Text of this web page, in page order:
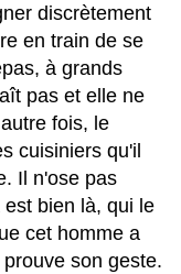
discrètement
en train de se
à grands
pas et elle ne
fois, le
cuisiniers qu'il
Il n'ose pas
bien là, qui le
cet homme a
son geste.